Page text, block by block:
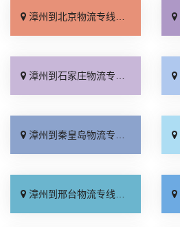
漳州到北京物流专线_多少公里「快运直达」
漳州到石家庄物流专线_几天到达「快速直达」
漳州到秦皇岛物流专线_直达到站「要多少钱」
漳州到邢台物流专线_按时送达「运价实惠」